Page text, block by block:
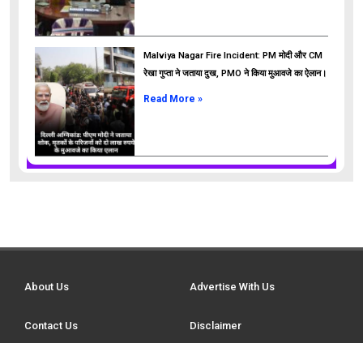
Malviya Nagar Fire Incident: PM मोदी और CM
रेखा गुप्ता ने जताया दुख, PMO ने किया मुआवजे का ऐलान।
Read More »
About Us Advertise With Us
Contact Us Disclaimer